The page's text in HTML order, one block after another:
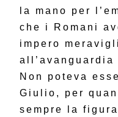
la mano per
che i Romani
impero
Non poteva
Giulio, per
sempre la